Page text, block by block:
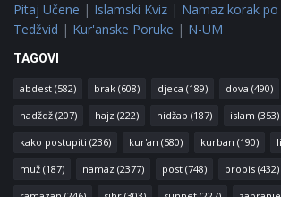
Pitaj Učene | Islamski Kviz | Namaz korak
Tedžvid | Kur'anske Poruke | N-UM
TAGOVI
abdest (582) brak (608) djeca (189) dova (490)
hadždž (207) hajz (222) hidžab (187) islam (353)
kako postupiti (236) kur'an (580) kurban (190)
muž (187) namaz (2377) post (748) propis (432)